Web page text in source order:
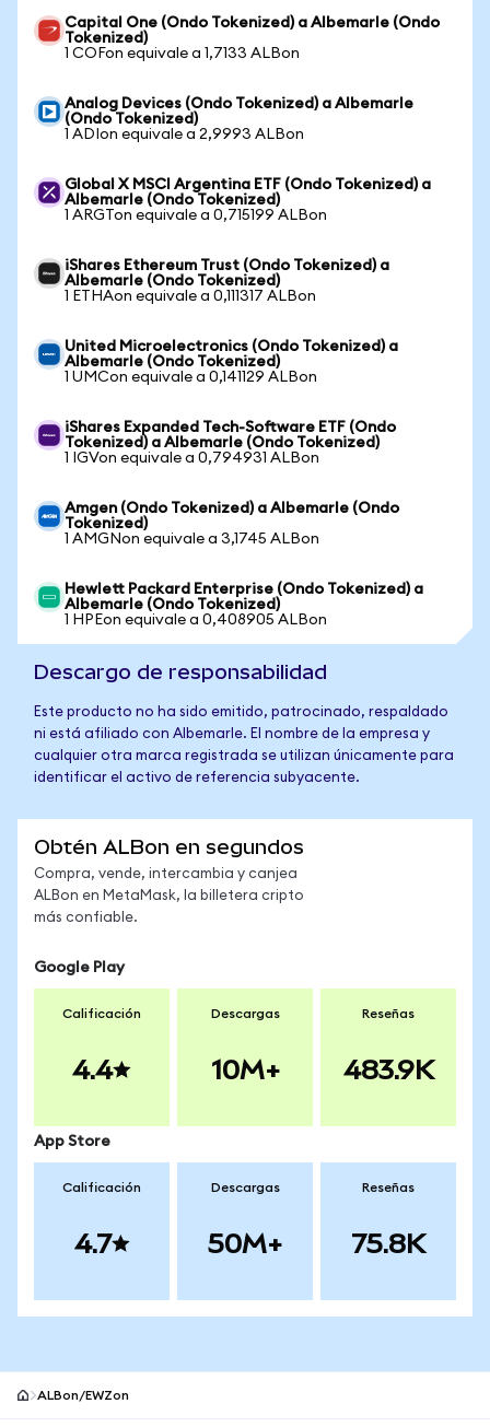
Capital One (Ondo Tokenized) a Albemarle (Ondo
Tokenized)
1 COFon equivale a 1,7133 ALBon
Analog Devices (Ondo Tokenized) a Albemarle
(Ondo Tokenized)
1 ADIon equivale a 2,9993 ALBon
Global X MSCI Argentina ETF (Ondo Tokenized) a
Albemarle (Ondo Tokenized)
1 ARGTon equivale a 0,715199 ALBon
iShares Ethereum Trust (Ondo Tokenized) a
Albemarle (Ondo Tokenized)
1 ETHAon equivale a 0,111317 ALBon
United Microelectronics (Ondo Tokenized) a
Albemarle (Ondo Tokenized)
1 UMCon equivale a 0,141129 ALBon
iShares Expanded Tech-Software ETF (Ondo
Tokenized) a Albemarle (Ondo Tokenized)
1 IGVon equivale a 0,794931 ALBon
Amgen (Ondo Tokenized) a Albemarle (Ondo
Tokenized)
1 AMGNon equivale a 3,1745 ALBon
Hewlett Packard Enterprise (Ondo Tokenized) a
Albemarle (Ondo Tokenized)
1 HPEon equivale a 0,408905 ALBon
Descargo de responsabilidad
Este producto no ha sido emitido, patrocinado, respaldado
ni está afiliado con Albemarle. El nombre de la empresa y
cualquier otra marca registrada se utilizan únicamente para
identificar el activo de referencia subyacente.
Obtén ALBon en segundos
Compra, vende, intercambia y canjea
ALBon en MetaMask, la billetera cripto
más confiable.
Google Play
Calificación
4.4
Descargas
10M+
Reseñas
483.9K
App Store
Calificación
4.7
Descargas
50M+
Reseñas
75.8K
ALBon/EWZon